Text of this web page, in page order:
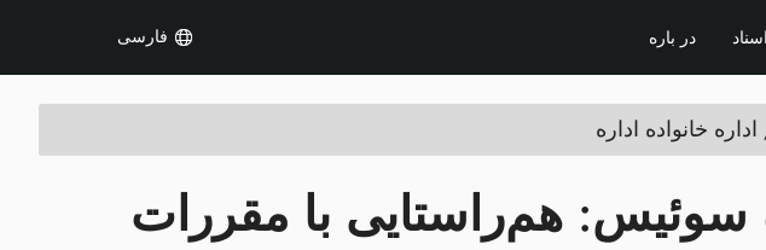
اسناد در باره فارسی
اداره خانواده اداره
سوئیس: هم‌راستایی با مقررات